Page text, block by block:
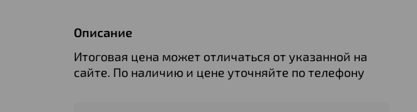
Описание
Итоговая цена может отличаться от указанной на
сайте. По наличию и цене уточняйте по телефону